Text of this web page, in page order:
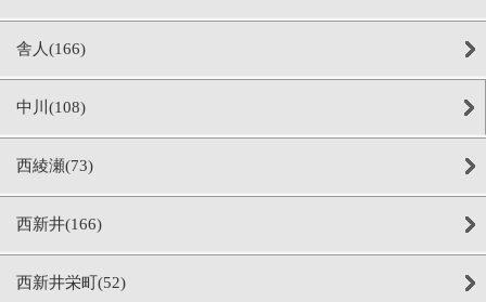
舎人(166)
中川(108)
西綾瀬(73)
西新井(166)
西新井栄町(52)